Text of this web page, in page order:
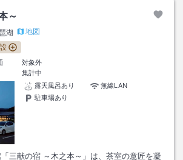
～
湖
地図
対象外
集計中
露天風呂あり
無線LAN
駐車場あり
三献の宿 ～木之本～」は、茶室の意匠を凝